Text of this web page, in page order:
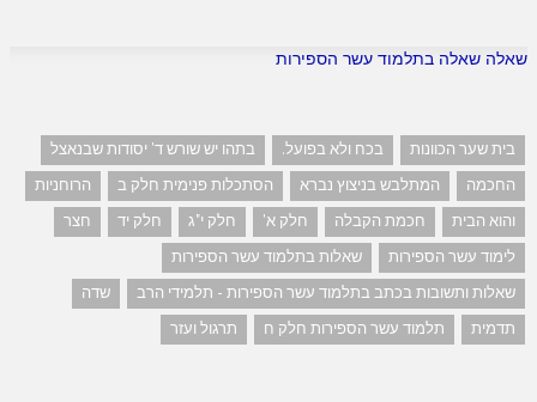
שאלה שאלה בתלמוד עשר הספירות
בית שער הכוונות בכח ולא בפועל.
בתהו יש שורש ד' יסודות שבנאצל
החכמה
המתלבש בניצוץ נברא הסתכלות פנימית חלק ב
הרוחניות
והוא הבית
חכמת הקבלה חלק א' חלק י"ג חלק יד
חצר
לימוד עשר הספירות
שאלות בתלמוד עשר הספירות
שאלות ותשובות בכתב בתלמוד עשר הספירות - תלמידי הרב
שדה
תדמית
תלמוד עשר הספירות חלק ח תרגול ועזר